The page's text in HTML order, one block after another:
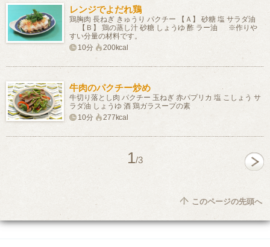
レンジでよだれ鶏
鶏胸肉 長ねぎ きゅうり パクチー 【Ａ】 砂糖 塩 サラダ油
【Ｂ】 鶏の蒸し汁 砂糖 しょうゆ 酢 ラー油 ※作りや
すい分量の材料です。
10分
200kcal
牛肉のパクチー炒め
牛切り落とし肉 パクチー 玉ねぎ 赤パプリカ 塩 こしょう サ
ラダ油 しょうゆ 酒 鶏ガラスープの素
10分
277kcal
1/3
このページの先頭へ